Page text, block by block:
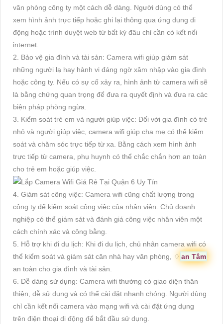
văn phòng công ty một cách dễ dàng. Người dùng có thể
xem hình ảnh trực tiếp hoặc ghi lại thông qua ứng dụng di
động hoặc trình duyệt web từ bất kỳ đâu chỉ cần có kết nối
internet.
2. Bảo vệ gia đình và tài sản: Camera wifi giúp giám sát
những người lạ hay hành vi đáng ngờ xâm nhập vào gia đình
hoặc công ty. Nếu có sự cố xảy ra, hình ảnh từ camera wifi sẽ
là bằng chứng quan trọng để đưa ra quyết định và đưa ra các
biện pháp phòng ngừa.
3. Kiểm soát trẻ em và người giúp việc: Đối với gia đình có trẻ
nhỏ và người giúp việc, camera wifi giúp cha mẹ có thể kiểm
soát và chăm sóc trực tiếp từ xa. Bằng cách xem hình ảnh
trực tiếp từ camera, phụ huynh có thể chắc chắn hơn an toàn
cho trẻ em hoặc giúp việc.
4. Giám sát công việc: Camera wifi cũng chất lượng trong
công ty để kiểm soát công việc của nhân viên. Chủ doanh
nghiệp có thể giám sát và đánh giá công việc nhân viên một
cách chính xác và công bằng.
5. Hỗ trợ khi đi du lịch: Khi đi du lịch, chủ nhân camera wifi có
thể kiểm soát và giám sát căn nhà hay văn phòng, ♢ an Tâm
an toàn cho gia đình và tài sản.
6. Dễ dàng sử dụng: Camera wifi thường có giao diện thân
thiện, dễ sử dụng và có thể cài đặt nhanh chóng. Người dùng
chỉ cần kết nối camera vào mạng wifi và cài đặt ứng dụng
trên điện thoại di động để bắt đầu sử dụng.